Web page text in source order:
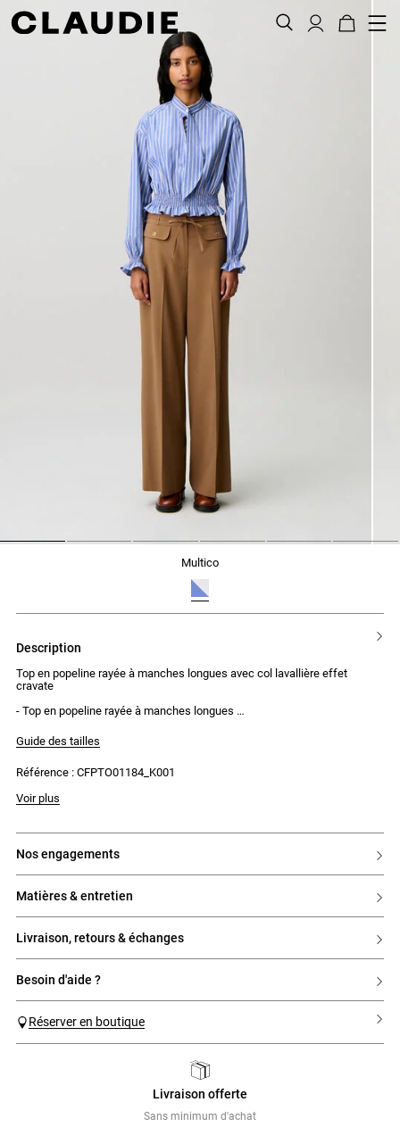
multico
description
Top en popeline rayée à manches longues avec col lavallière effet
cravate
- Top en popeline rayée à manches longues
- Col maintenu par un bouton
- Smocks élastiqués aux poignets et à la taille
Guide des tailles
Référence : CFPTO01184_K001
La mannequin mesure 1m79 et porte une taille T36
Voir plus
nos engagements
matières & entretien
livraison, retours & échanges
besoin d'aide ?
Réserver en boutique
Livraison offerte
Sans minimum d'achat